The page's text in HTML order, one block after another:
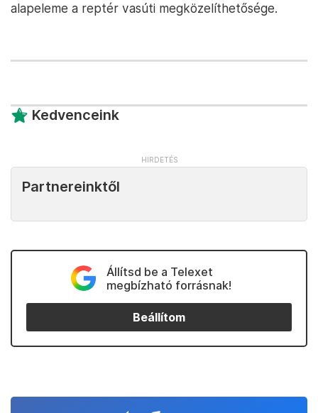
alapeleme a reptér vasúti megközelíthetősége.
Kedvenceink
Partnereinktől
Állítsd be a Telexet
megbízható forrásnak!
Beállítom